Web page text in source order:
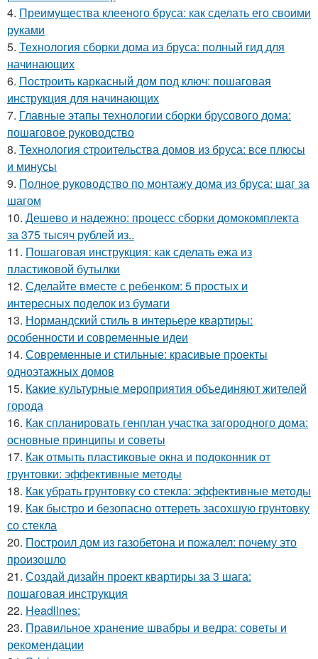
4. Преимущества клееного бруса: как сделать его своими
руками
5. Технология сборки дома из бруса: полный гид для
начинающих
6. Построить каркасный дом под ключ: пошаговая
инструкция для начинающих
7. Главные этапы технологии сборки брусового дома:
пошаговое руководство
8. Технология строительства домов из бруса: все плюсы
и минусы
9. Полное руководство по монтажу дома из бруса: шаг за
шагом
10. Дешево и надежно: процесс сборки домокомплекта
за 375 тысяч рублей из..
11. Пошаговая инструкция: как сделать ежа из
пластиковой бутылки
12. Сделайте вместе с ребенком: 5 простых и
интересных поделок из бумаги
13. Нормандский стиль в интерьере квартиры:
особенности и современные идеи
14. Современные и стильные: красивые проекты
одноэтажных домов
15. Какие культурные мероприятия объединяют жителей
города
16. Как спланировать генплан участка загородного дома:
основные принципы и советы
17. Как отмыть пластиковые окна и подоконник от
грунтовки: эффективные методы
18. Как убрать грунтовку со стекла: эффективные методы
19. Как быстро и безопасно оттереть засохшую грунтовку
со стекла
20. Построил дом из газобетона и пожалел: почему это
произошло
21. Создай дизайн проект квартиры за 3 шага:
пошаговая инструкция
22. Headlines:
23. Правильное хранение швабры и ведра: советы и
рекомендации